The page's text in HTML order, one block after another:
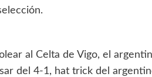
al Celta de Vigo, el
del 4-1, hat trick del